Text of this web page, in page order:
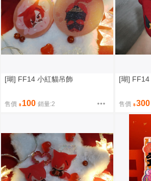
[瑚] FF14 小紅貓吊飾
售價 100 銷量:2
[瑚]
售價 300